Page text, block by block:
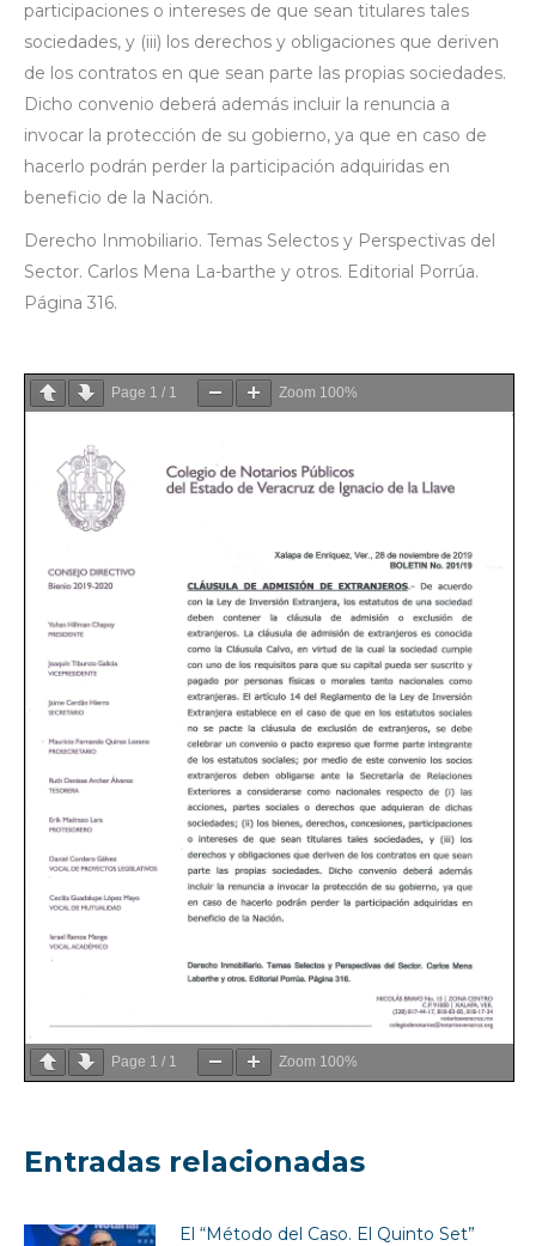
participaciones o intereses de que sean titulares tales
sociedades, y (iii) los derechos y obligaciones que deriven
de los contratos en que sean parte las propias sociedades.
Dicho convenio deberá además incluir la renuncia a
invocar la protección de su gobierno, ya que en caso de
hacerlo podrán perder la participación adquiridas en
beneficio de la Nación.
Derecho Inmobiliario. Temas Selectos y Perspectivas del
Sector. Carlos Mena La-barthe y otros. Editorial Porrúa.
Página 316.
Page 1 / 1 Zoom 100%
Page 1 / 1 Zoom 100%
Entradas relacionadas
El “Método del Caso. El Quinto Set”